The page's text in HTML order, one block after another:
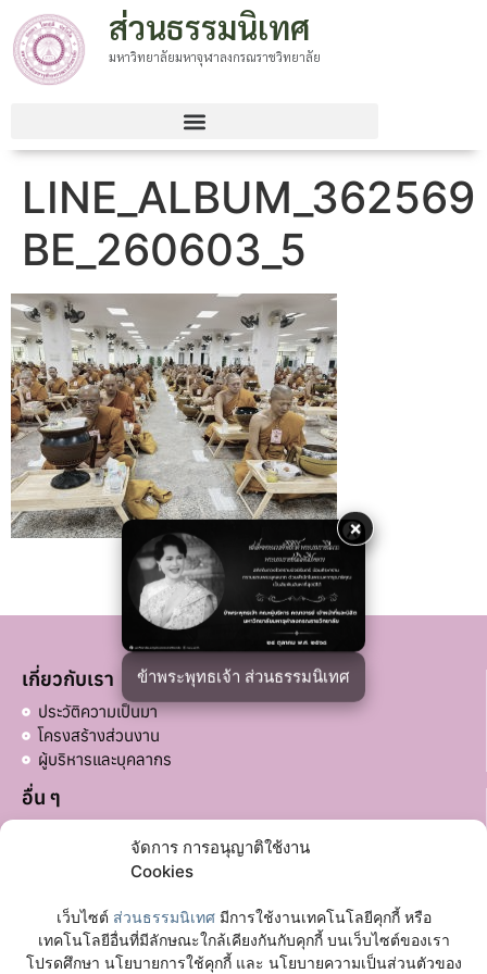
จัดการ การอนุญาติใช้งาน
Cookies
เว็บไซต์ ส่วนธรรมนิเทศมีการใช้งานเทคโนโลยีคุกกี้ หรือ
เทคโนโลยีอื่นที่มีลักษณะใกล้เคียงกันกับคุกกี้ บนเว็บไซต์ของเรา
โปรดศึกษา นโยบายการใช้คุกกี้ และ นโยบายความเป็นส่วนตัวของ
×
ข้าพระพุทธเจ้า ส่วนธรรมนิเทศ
ส่วนธรรมนิเทศ
มหาวิทยาลัยมหาจุฬาลงกรณราชวิทยาลัย
LINE_ALBUM_362569
BE_260603_5
เกี่ยวกับเรา
ประวัติความเป็นมา
โครงสร้างส่วนงาน
ผู้บริหารและบุคลากร
อื่น ๆ
ลิงก์ที่เกี่ยวข้อง
มหาวิทยาลัยมหาจุฬาลงกรณราชวิทยาลัย
เฟซบุ๊กเพจ